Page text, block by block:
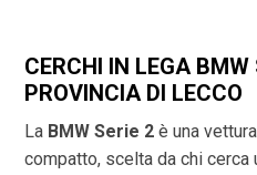
CERCHI IN LEGA BMW
PROVINCIA DI LECCO
La BMW Serie 2 è una
compatto, scelta da chi cerca